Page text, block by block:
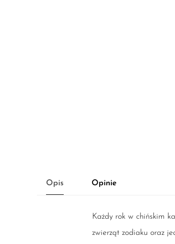
Opis Opinie
Każdy rok w chińskim
zwierząt zodiaku oraz